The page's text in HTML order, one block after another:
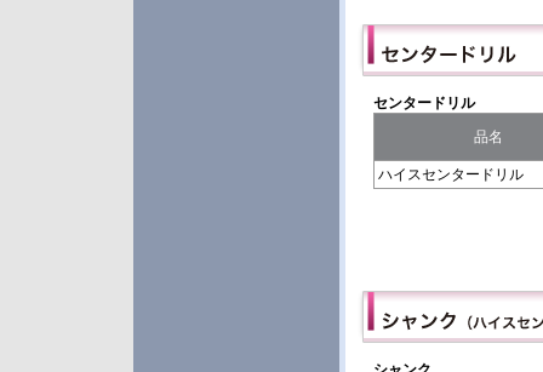
センタードリル
品名
ハイスセンタードリル